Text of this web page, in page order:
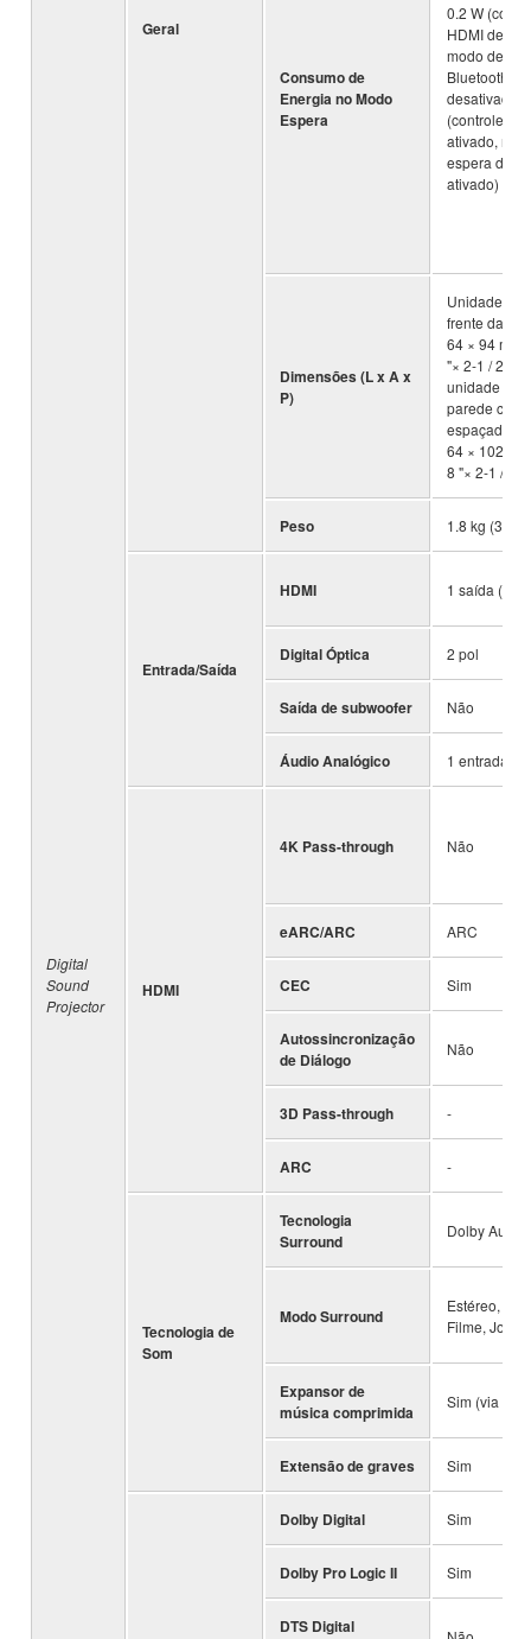
Digital
Sound
Projector
Geral
Consumo de
Energia no Modo
Espera
0.2 W
HDMI
modo de
Bluetooth
desativado);
(controle de
ativado,
espera de
ativado)
Dimensões (L x A x
P)
Unidade
frente da
64 × 94 mm
"× 2-1 / 2" ×
unidade
parede com
64 × 102
8 "× 2-1 / 2"
Peso 1.8 kg (3.9
Entrada/Saída
HDMI 1 saída (TV
Digital Óptica 2 pol
Saída de subwoofer Não
Áudio Analógico 1 entrada
HDMI
4K Pass-through Não
eARC/ARC ARC
CEC Sim
Autossincronização
de Diálogo
Não
3D Pass-through -
ARC -
Tecnologia de
Som
Tecnologia
Surround
Dolby Audio
Modo Surround
Estéreo,
Filme, Jogo
Expansor de
música comprimida
Sim (via
Extensão de graves Sim
Dolby Digital Sim
Dolby Pro Logic II Sim
DTS Digital